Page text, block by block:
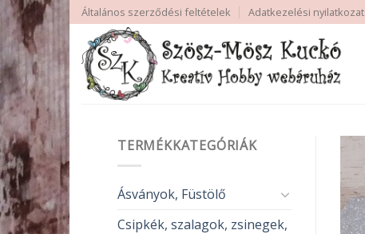
Skip
to
content
Általános szerződési feltételek Adatkezelési nyilatkozat
TERMÉKKATEGÓRIÁK
Ásványok, Füstölő
Csipkék, szalagok, zsinegek,